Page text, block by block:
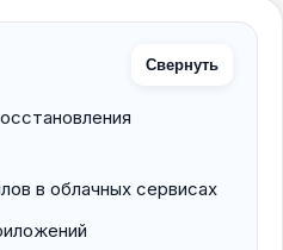
Свернуть
в облачных сервисах